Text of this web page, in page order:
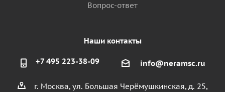
Вопрос-ответ
Наши контакты
+7 495 223-38-09 info@neramsc.ru
г. Москва, ул. Большая Черёмушкинская, д. 25,